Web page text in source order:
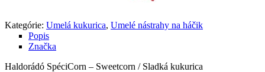
Kategórie: Umelá kukurica, Umelé nástrahy na háčik
Popis
Značka
Haldorádó SpéciCorn – Sweetcorn / Sladká kukurica